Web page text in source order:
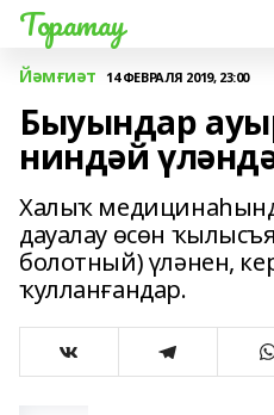
Торатау
Йәмғиәт 14 ФЕВРАЛЯ 2019, 23:00
Быуындар
ниндәй
Халыҡ
дауалау өсөн
болотный) үләнен,
ҡулланғандар.